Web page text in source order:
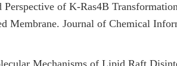
of K-Ras4B
Membrane. Journal of Chemical
Mechanisms of Lipid Raft